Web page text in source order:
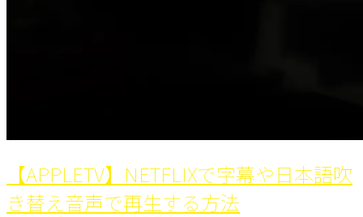
【APPLETV】NETFLIXで字幕や日本語吹
き替え音声で再生する方法